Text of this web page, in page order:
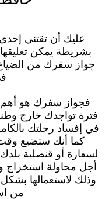
عليك أن تقتني
بشريطة يمكن
جواز سفرك من الضياع
فجواز سفرك هو أهم
فترة تواجدك خارج
في إفساد رحلتك
كما أنك ستضيع
لسفارة أو قنصلية
أجل محاولة استخراج
وذلك لاستعمالها
من